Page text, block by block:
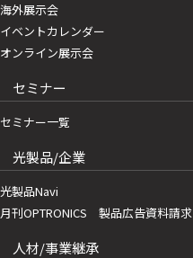
海外展示会
イベントカレンダー
オンライン展示会
セミナー
セミナー一覧
光製品/企業
光製品Navi
月刊OPTRONICS 製品広告資料請求
人材/事業継承